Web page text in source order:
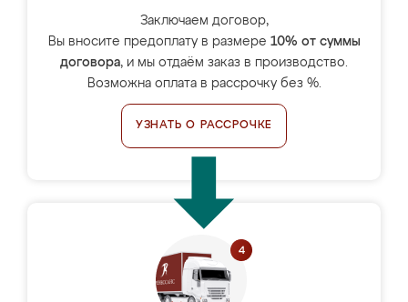
Заключаем договор,
Вы вносите предоплату в размере 10% от суммы
договора, и мы отдаём заказ в производство.
Возможна оплата в рассрочку без %.
УЗНАТЬ О РАССРОЧКЕ